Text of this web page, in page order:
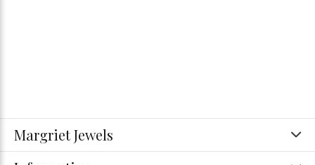
Margriet Jewels